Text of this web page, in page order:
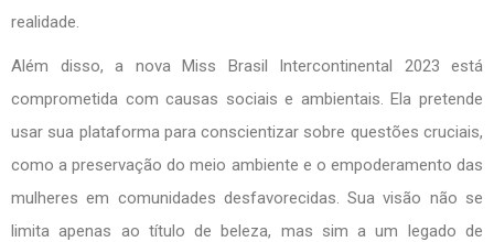
realidade.
Além disso, a nova Miss Brasil Intercontinental 2023 está
comprometida com causas sociais e ambientais. Ela pretende
usar sua plataforma para conscientizar sobre questões cruciais,
como a preservação do meio ambiente e o empoderamento das
mulheres em comunidades desfavorecidas. Sua visão não se
limita apenas ao título de beleza, mas sim a um legado de